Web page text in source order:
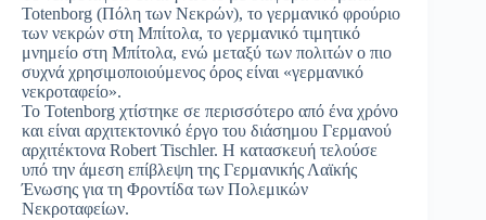
Totenborg (Πόλη των Νεκρών), το γερμανικό φρούριο
των νεκρών στη Μπίτολα, το γερμανικό τιμητικό
μνημείο στη Μπίτολα, ενώ μεταξύ των πολιτών ο πιο
συχνά χρησιμοποιούμενος όρος είναι «γερμανικό
νεκροταφείο».
Το Totenborg χτίστηκε σε περισσότερο από ένα χρόνο
και είναι αρχιτεκτονικό έργο του διάσημου Γερμανού
αρχιτέκτονα Robert Tischler. Η κατασκευή τελούσε
υπό την άμεση επίβλεψη της Γερμανικής Λαϊκής
Ένωσης για τη Φροντίδα των Πολεμικών
Νεκροταφείων.